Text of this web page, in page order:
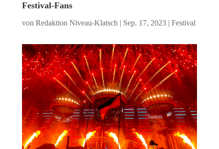
Festival-Fans
von Redaktion Niveau-Klatsch | Sep. 17, 2023| Festival